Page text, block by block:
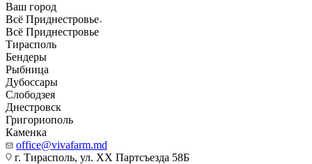
Ваш город
Всё Приднестровье
Всё Приднестровье
Тирасполь
Бендеры
Рыбница
Дубоссары
Слободзея
Днестровск
Григориополь
Каменка
office@vivafarm.md
г. Тирасполь, ул. ХХ Партсъезда 58Б